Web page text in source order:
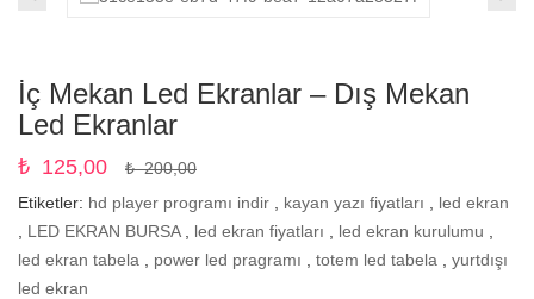
İç Mekan Led Ekranlar – Dış Mekan
Led Ekranlar
₺200,00
₺ 125,00
Etiketler: hd player programı indir kayan yazı fiyatları
led ekran
LED EKRAN BURSA led ekran fiyatları led ekran kurulumu
led ekran tabela
power led pragramı totem led tabela
yurtdışı
led ekran